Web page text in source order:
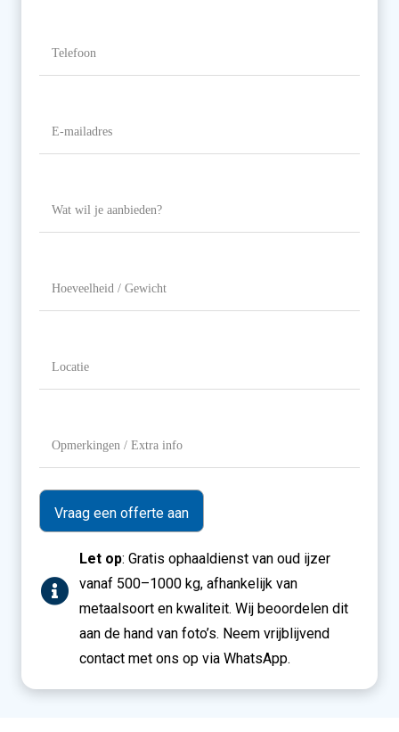
Extra
info
Let op: Gratis ophaaldienst van oud ijzer
vanaf 500–1000 kg, afhankelijk van
metaalsoort en kwaliteit. Wij beoordelen dit
aan de hand van foto’s. Neem vrijblijvend
contact met ons op via WhatsApp.